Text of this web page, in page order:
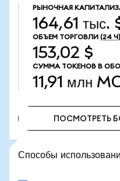
РЫНОЧНАЯ
164,61 тыс.
ОБЪЕМ ТОРГОВЛИ (24 Ч)
153,02 $
СУММА ТОКЕНОВ В
11,91 млн
ПОСМОТРЕТЬ
Способы